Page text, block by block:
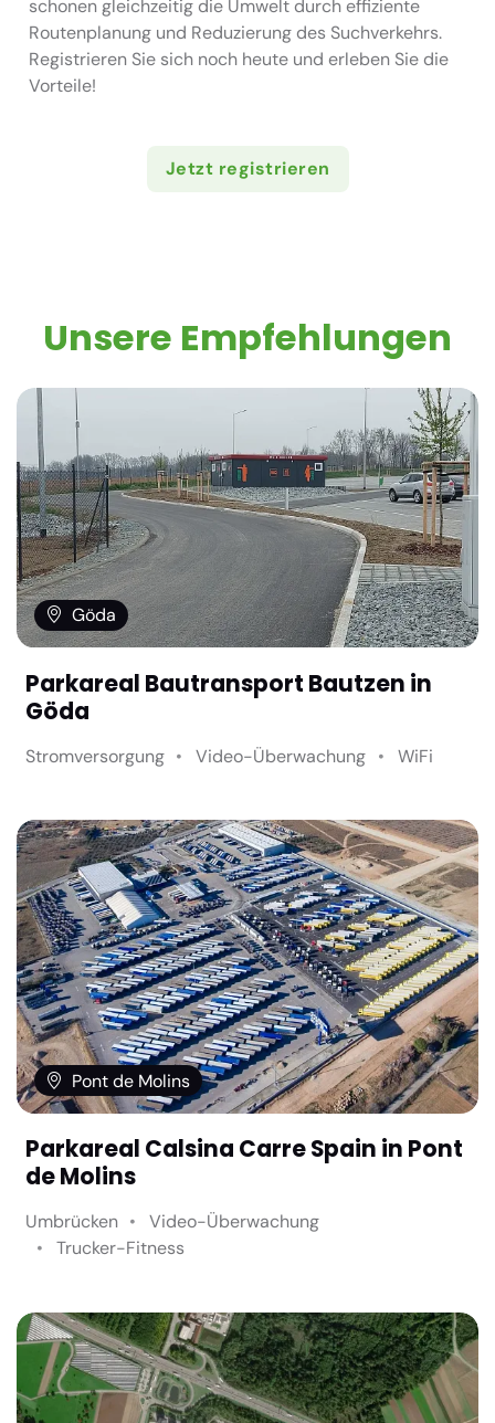
schonen gleichzeitig die Umwelt durch effiziente
Routenplanung und Reduzierung des Suchverkehrs.
Registrieren Sie sich noch heute und erleben Sie die
Vorteile!
Jetzt registrieren
Unsere Empfehlungen
Göda
Parkareal Bautransport Bautzen in
Göda
Stromversorgung Video-Überwachung WiFi
Pont de Molins
Parkareal Calsina Carre Spain in Pont
de Molins
Umbrücken
Video-Überwachung
Trucker-Fitness